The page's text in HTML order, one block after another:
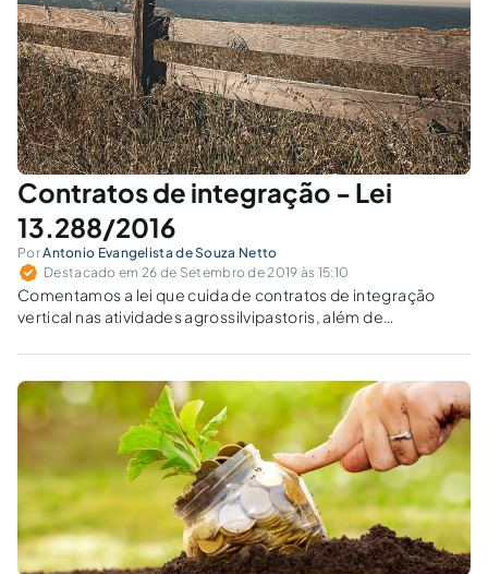
Código Penal.
Contratos de integração - Lei
13.288/2016
PorAntonio Evangelista de Souza Netto
Destacado em 26 de Setembro de 2019 às 15:10
Comentamos a lei que cuida de contratos de integração
vertical nas atividades agrossilvipastoris, além de
produtores integrados e os integradores.